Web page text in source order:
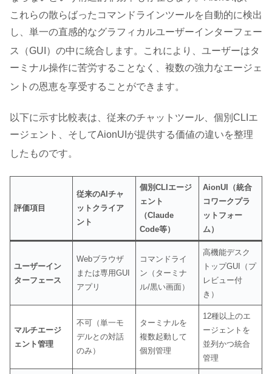
これらの散らばったコマンドラインツールを自動的に検出
し、単一の直感的なグラフィカルユーザーインターフェー
ス（GUI）の中に統合します。これにより、ユーザーはタ
ーミナル操作に苦労することなく、複数の強力なエージェ
ントの恩恵を享受することができます。
以下に示す比較表は、従来のチャットツール、個別CLIエ
ージェント、そしてAionUIが提供する価値の違いを整理
したものです。
評価項目
従来のAIチャ
ットクライア
ント
個別CLIエージ
ェント
（Claude
Code等）
AionUI（統合
コワークプラ
ットフォー
ム）
ユーザーイン
ターフェース
Webブラウザ
または専用GUI
アプリ
コマンドライ
ン（ターミナ
ル/黒い画面）
高機能デスク
トップGUI（プ
レビュー付
き）
マルチエージ
ェント管理
不可（単一モ
デルとの対話
のみ）
ターミナルを
複数起動して
個別管理
12種以上のエ
ージェントを
並列かつ統合
管理